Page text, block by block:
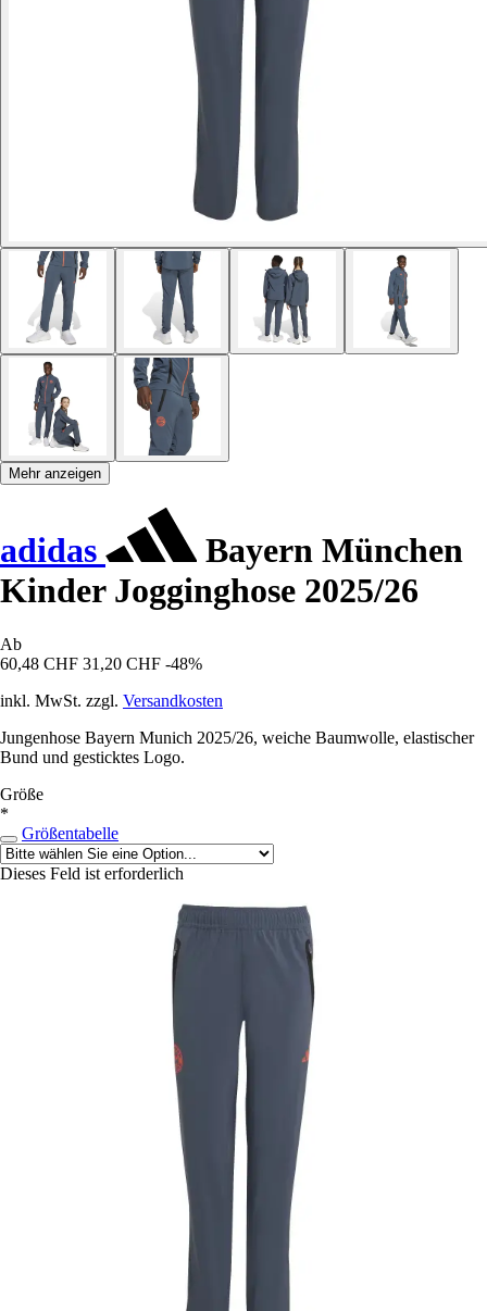
Mehr anzeigen
adidas
Bayern München
Kinder Jogginghose 2025/26
Ab
60,48 CHF 31,20 CHF -48%
inkl. MwSt. zzgl. Versandkosten
Jungenhose Bayern Munich 2025/26, weiche Baumwolle, elastischer
Bund und gesticktes Logo.
Größe
*
Größentabelle
Dieses Feld ist erforderlich